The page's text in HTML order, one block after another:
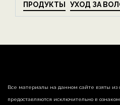
ПРОДУКТЫ УХОД ЗА
Все материалы на данном сайте взяты из
предоставляются исключительно в